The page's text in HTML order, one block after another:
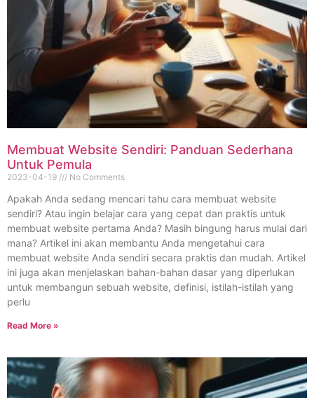
Membuat Website Sendiri: Panduan Sederhana
Untuk Pemula
2023-04-19 No Comments
Apakah Anda sedang mencari tahu cara membuat website
sendiri? Atau ingin belajar cara yang cepat dan praktis untuk
membuat website pertama Anda? Masih bingung harus mulai dari
mana? Artikel ini akan membantu Anda mengetahui cara
membuat website Anda sendiri secara praktis dan mudah. Artikel
ini juga akan menjelaskan bahan-bahan dasar yang diperlukan
untuk membangun sebuah website, definisi, istilah-istilah yang
perlu
Read More »